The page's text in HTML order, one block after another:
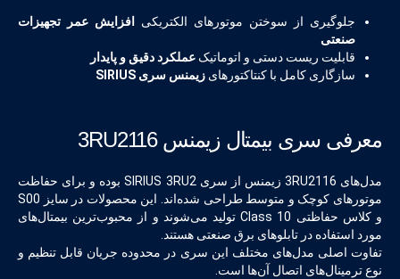
جلوگیری از سوختن موتورهای الکتریکی افزایش عمر تجهیزات
صنعتی
قابلیت ریست دستی و اتوماتیک عملکرد دقیق و پایدار
سازگاری کامل با کنتاکتورهای زیمنس سری SIRIUS
معرفی سری بیمتال زیمنس 3RU2116
مدل‌های 3RU2116 زیمنس از سری SIRIUS 3RU2 بوده و برای حفاظت
موتورهای کوچک و متوسط طراحی شده‌اند. این محصولات در سایز S00
و کلاس حفاظتی Class 10 تولید می‌شوند و از محبوب‌ترین بیمتال‌های
مورد استفاده در تابلوهای برق صنعتی هستند.
تفاوت اصلی مدل‌های مختلف این سری در محدوده جریان قابل تنظیم و
نوع ترمینال‌های اتصال آن‌ها است.